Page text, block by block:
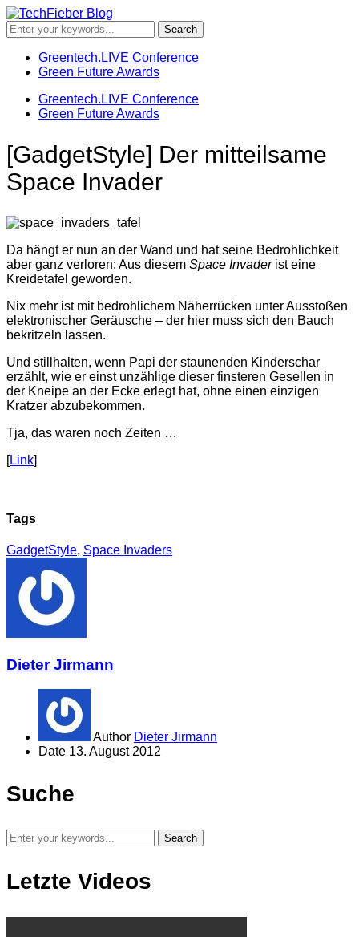
Greentech.LIVE Conference
Green Future Awards
Greentech.LIVE Conference
Green Future Awards
[GadgetStyle] Der mitteilsame
Space Invader
Da hängt er nun an der Wand und hat seine Bedrohlichkeit
aber ganz verloren: Aus diesem Space Invaderist eine
Kreidetafel geworden.
Nix mehr ist mit bedrohlichem Näherrücken unter Ausstoßen
elektronischer Geräusche – der hier muss sich den Bauch
bekritzeln lassen.
Und stillhalten, wenn Papi der staunenden Kinderschar
erzählt, wie er einst unzählige dieser finsteren Gesellen in
der Kneipe an der Ecke erlegt hat, ohne einen einzigen
Kratzer abzubekommen.
Tja, das waren noch Zeiten …
[Link]
Tags
GadgetStyle, Space Invaders
Dieter Jirmann
Author Dieter Jirmann
Date 13. August 2012
Suche
Letzte Videos